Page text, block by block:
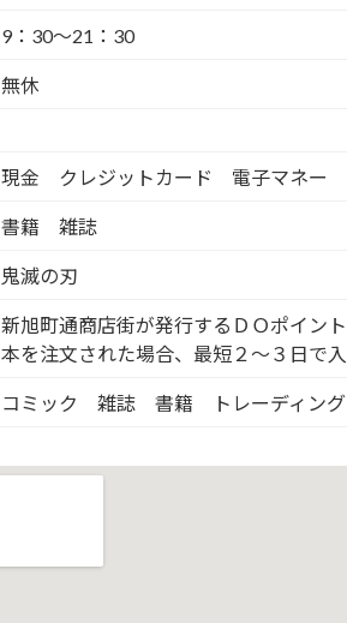
9：30～21：30
無休
現金 クレジットカード 電子マネー
書籍 雑誌
鬼滅の刃
新旭町通商店街が発行するＤＯポイン
本を注文された場合、最短２～３日で入
コミック 雑誌 書籍 トレーディング